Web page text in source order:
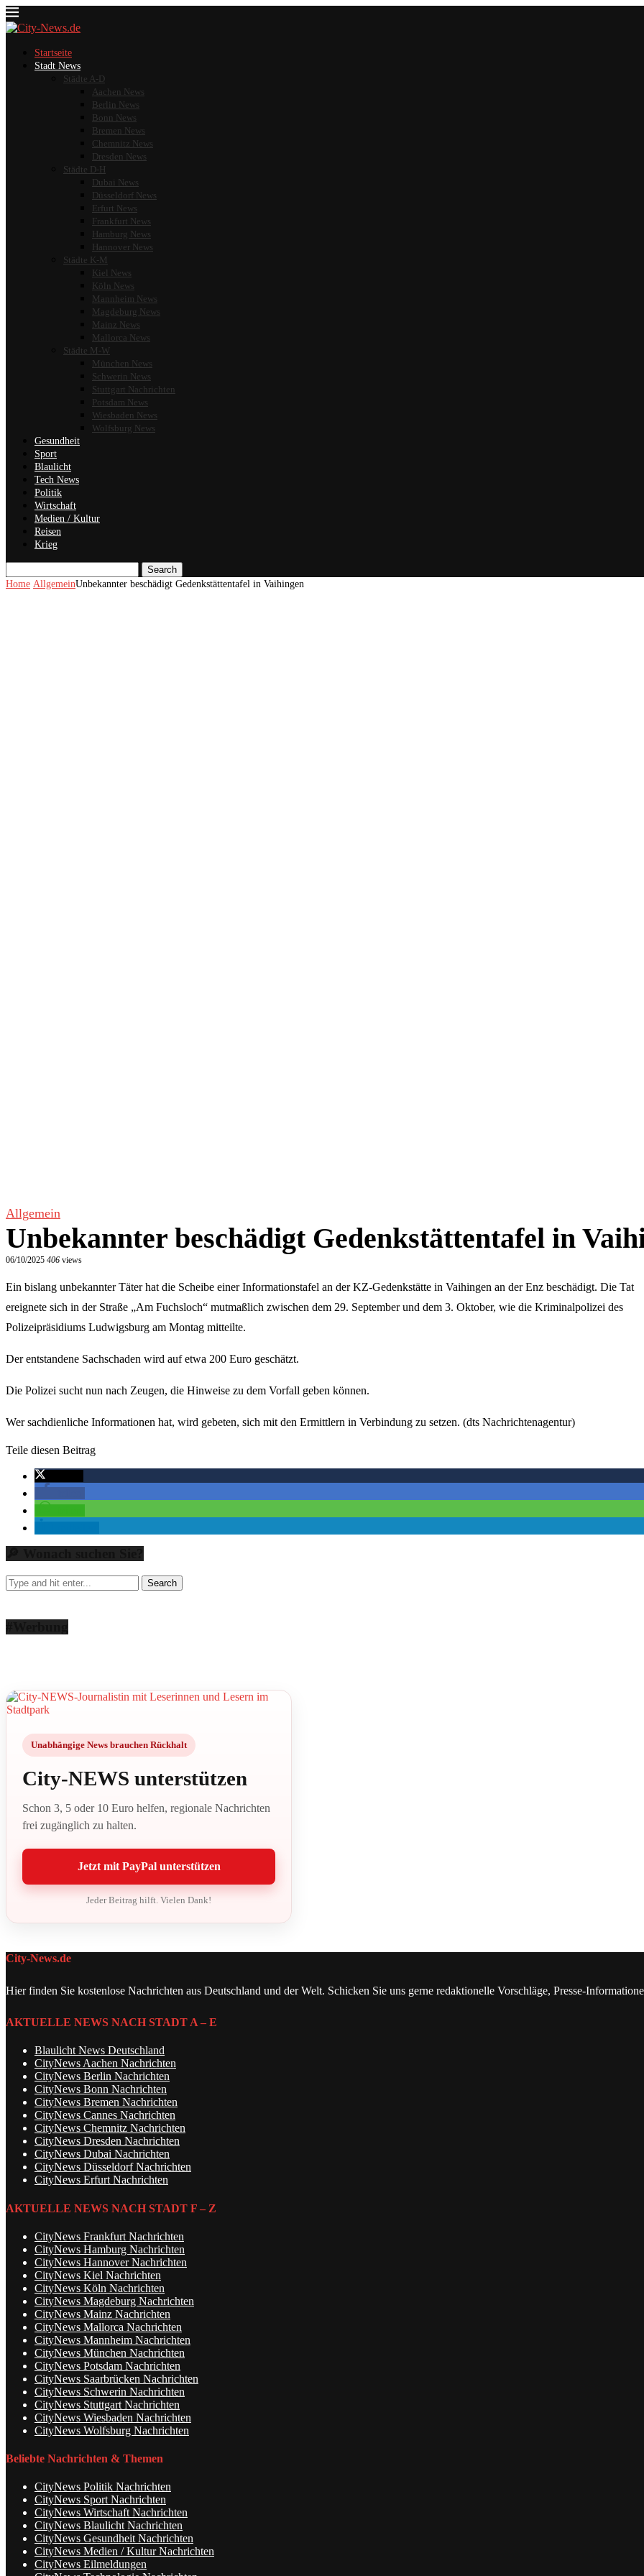
Startseite
Stadt News
Städte A-D
Aachen News
Berlin News
Bonn News
Bremen News
Chemnitz News
Dresden News
Städte D-H
Dubai News
Düsseldorf News
Erfurt News
Frankfurt News
Hamburg News
Hannover News
Städte K-M
Kiel News
Köln News
Mannheim News
Magdeburg News
Mainz News
Mallorca News
Städte M-W
München News
Schwerin News
Stuttgart Nachrichten
Potsdam News
Wiesbaden News
Wolfsburg News
Gesundheit
Sport
Blaulicht
Tech News
Politik
Wirtschaft
Medien / Kultur
Reisen
Krieg
Search
Home AllgemeinUnbekannter beschädigt Gedenkstättentafel in Vaihingen
Allgemein
Unbekannter beschädigt Gedenkstättentafel in
06/10/2025 406 views
Ein bislang unbekannter Täter hat die Scheibe einer Informationstafel an der KZ-Gedenkstätte in Vaihingen an der Enz beschädigt. Die Tat
ereignete sich in der Straße „Am Fuchsloch“ mutmaßlich zwischen dem 29. September und dem 3. Oktober, wie die Kriminalpolizei des
Polizeipräsidiums Ludwigsburg am Montag mitteilte.
Der entstandene Sachschaden wird auf etwa 200 Euro geschätzt.
Die Polizei sucht nun nach Zeugen, die Hinweise zu dem Vorfall geben können.
Wer sachdienliche Informationen hat, wird gebeten, sich mit den Ermittlern in Verbindung zu setzen. (dts Nachrichtenagentur)
Teile diesen Beitrag
Unabhängige News brauchen Rückhalt
City-NEWS unterstützen
Schon 3, 5 oder 10 Euro helfen, regionale Nachrichten
frei zugänglich zu halten.
Jetzt mit PayPal unterstützen
Jeder Beitrag hilft. Vielen Dank!
City-News.de
Hier finden Sie kostenlose Nachrichten aus Deutschland und der Welt. Schicken Sie uns gerne redaktionelle Vorschläge, Presse-
AKTUELLE NEWS NACH STADT A – E
Blaulicht News Deutschland
CityNews Aachen Nachrichten
CityNews Berlin Nachrichten
CityNews Bonn Nachrichten
CityNews Bremen Nachrichten
CityNews Cannes Nachrichten
CityNews Chemnitz Nachrichten
CityNews Dresden Nachrichten
CityNews Dubai Nachrichten
CityNews Düsseldorf Nachrichten
CityNews Erfurt Nachrichten
AKTUELLE NEWS NACH STADT F – Z
CityNews Frankfurt Nachrichten
CityNews Hamburg Nachrichten
CityNews Hannover Nachrichten
CityNews Kiel Nachrichten
CityNews Köln Nachrichten
CityNews Magdeburg Nachrichten
CityNews Mainz Nachrichten
CityNews Mallorca Nachrichten
CityNews Mannheim Nachrichten
CityNews München Nachrichten
CityNews Potsdam Nachrichten
CityNews Saarbrücken Nachrichten
CityNews Schwerin Nachrichten
CityNews Stuttgart Nachrichten
CityNews Wiesbaden Nachrichten
CityNews Wolfsburg Nachrichten
Beliebte Nachrichten & Themen
CityNews Politik Nachrichten
CityNews Sport Nachrichten
CityNews Wirtschaft Nachrichten
CityNews Blaulicht Nachrichten
CityNews Gesundheit Nachrichten
CityNews Medien / Kultur Nachrichten
CityNews Eilmeldungen